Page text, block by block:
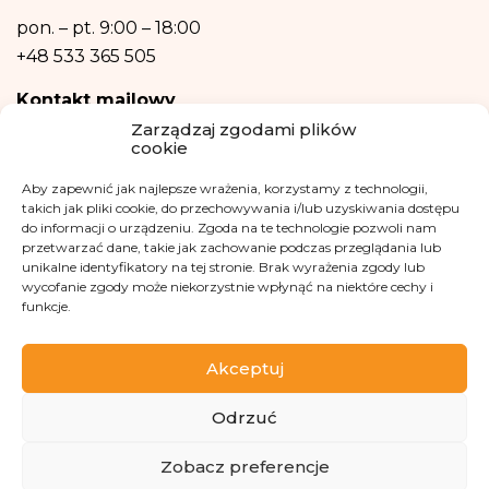
Zarządzaj zgodami plików
cookie
Aby zapewnić jak najlepsze wrażenia, korzystamy z technologii,
takich jak pliki cookie, do przechowywania i/lub uzyskiwania dostępu
do informacji o urządzeniu. Zgoda na te technologie pozwoli nam
przetwarzać dane, takie jak zachowanie podczas przeglądania lub
unikalne identyfikatory na tej stronie. Brak wyrażenia zgody lub
wycofanie zgody może niekorzystnie wpłynąć na niektóre cechy i
funkcje.
Akceptuj
Odrzuć
Zobacz preferencje
również w formie profilowania.
pon. – pt. 9:00 – 18:00
+48 533 365 505
Kontakt mailowy
kontakt@fundacjakasisi.pl
Inspektor Danych Osobowych
Klaudia Kwiatkowska
iod@fundacjakasisi.pl
Copyright 2013-2026 Fundacja Kasisi KRS 0000457951